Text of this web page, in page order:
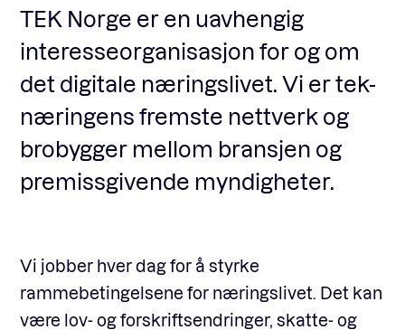
English
Medlemskap
Ansatte
Fagforum
Standardavtaler
TEK Norge er en uavhengig
interesseorganisasjon for og om
det digitale næringslivet. Vi er tek-
næringens fremste nettverk og
brobygger mellom bransjen og
premissgivende myndigheter.
Vi jobber hver dag for å styrke
rammebetingelsene for næringslivet. Det kan
være lov- og forskriftsendringer, skatte- og